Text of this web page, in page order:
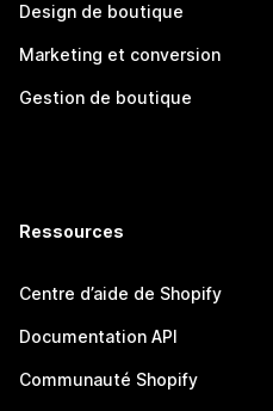
Design de boutique
Marketing et conversion
Gestion de boutique
Ressources
Centre d’aide de Shopify
Documentation API
Communauté Shopify